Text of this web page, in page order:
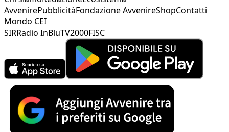
AvvenirePubblicitàFondazione AvvenireShopContatti
Mondo CEI
SIRRadio InBluTV2000FISC